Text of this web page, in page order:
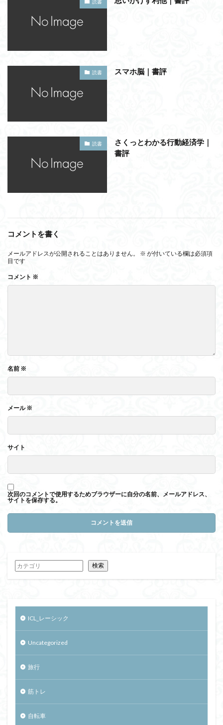
読書
読書 スマホ脳｜書評
読書
さくっとわかる行動経済学｜
書評
コメントを書く
メールアドレスが公開されることはありません。 ※ が付いている欄は必須項
目です
コメント ※
名前 ※
メール※
サイト
次回のコメントで使用するためブラウザーに自分の名前、メールアドレス、
サイトを保存する。
検索
ICL_レーシック
Uncategorized
旅行
筋トレ
自転車